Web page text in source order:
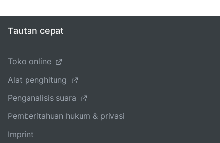
Tautan cepat
Toko online
Alat penghitung
Penganalisis suara
Pemberitahuan hukum & privasi
Imprint